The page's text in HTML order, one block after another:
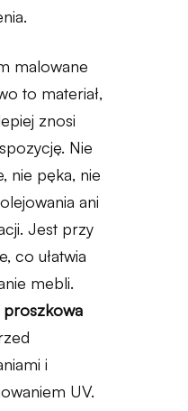
malowane
to materiał,
znosi
Nie
nie pęka, nie
ani
Jest przy
co ułatwia
mebli.
proszkowa
i
UV.